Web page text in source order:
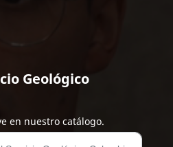
Geológico
en nuestro catálogo.